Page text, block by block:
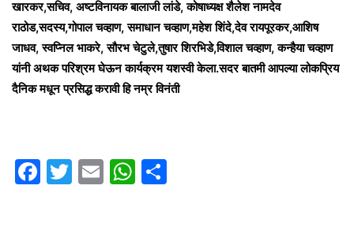
खारकर,सचिव, अष्टविनायक बालाजी लांडे, कोषाध्यक्ष शैलेश नामदेव
राठोड,सदस्य,गोपाल चव्हाण, समाधान चव्हाण,महेश शिंदे,देव रायपूरकर,आशिष
जाधव, स्वप्निल भाकरे, सौरभ चेटुले,तुषार शिरभिडे,विशाल चव्हाण, कन्हैया चव्हाण
यांनी अथक परिश्रम घेऊन कार्यक्रम यशस्वी केला.सदर बातमी आपल्या लोकप्रिय
दैनिक मधून प्रसिद्ध करावी हि नम्र विनंती
F
T
E
W